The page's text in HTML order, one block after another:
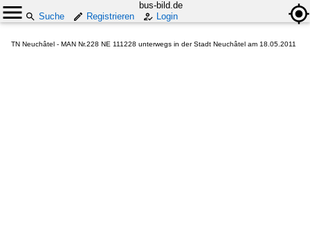
bus-bild.de
Suche
Registrieren Login
TN Neuchâtel - MAN Nr.228 NE 111228 unterwegs in der Stadt Neuchâtel am 18.05.2011